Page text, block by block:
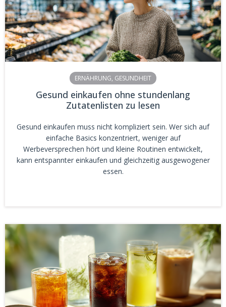
ERNÄHRUNG, GESUNDHEIT
Gesund einkaufen ohne stundenlang
Zutatenlisten zu lesen
Gesund einkaufen muss nicht kompliziert sein. Wer sich auf
einfache Basics konzentriert, weniger auf
Werbeversprechen hört und kleine Routinen entwickelt,
kann entspannter einkaufen und gleichzeitig ausgewogener
essen.